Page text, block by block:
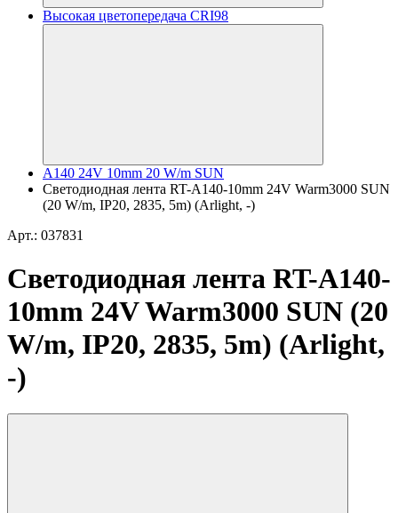
Высокая цветопередача CRI98
A140 24V 10mm 20 W/m SUN
Светодиодная лента RT-A140-10mm 24V Warm3000 SUN
(20 W/m, IP20, 2835, 5m) (Arlight, -)
Арт.: 037831
Светодиодная лента RT-A140-
10mm 24V Warm3000 SUN (20
W/m, IP20, 2835, 5m) (Arlight,
-)